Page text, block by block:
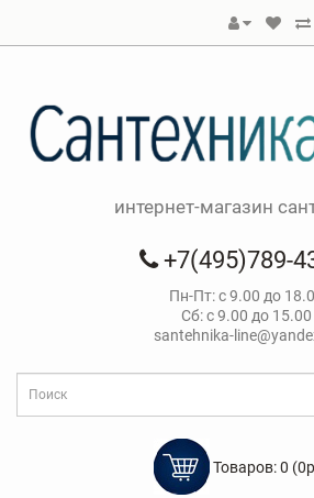
интернет-магазин
+7(495)789-
Пн-Пт: с 9.00 до
Сб: с 9.00 до 15.00
santehnika-
Товаров: 0